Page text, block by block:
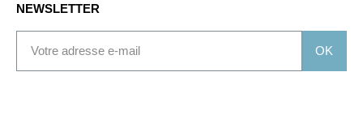
NEWSLETTER
OK